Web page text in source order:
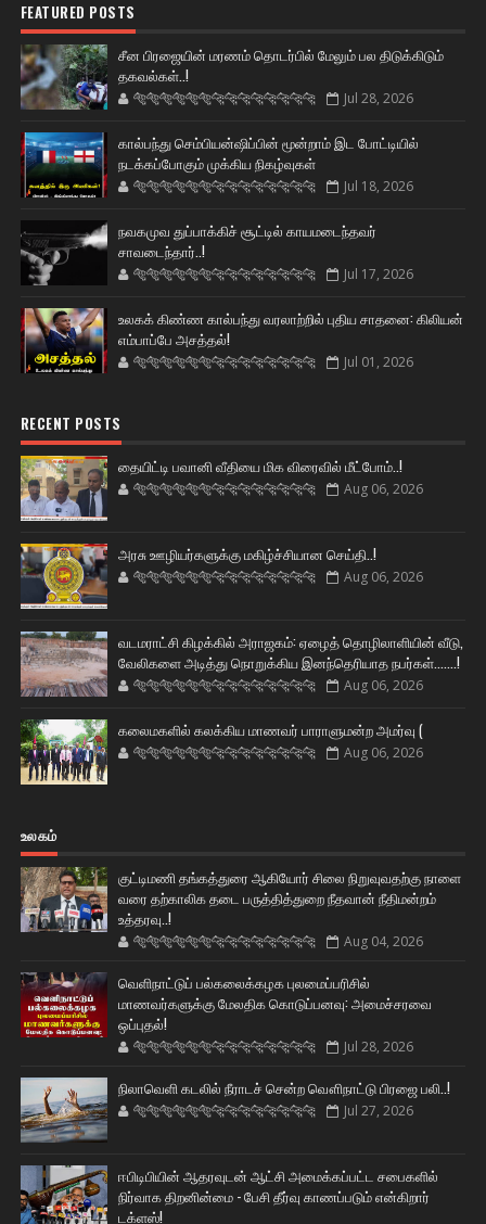
FEATURED POSTS
சீன பிரஜையின் மரணம் தொடர்பில் மேலும் பல திடுக்கிடும்
தகவல்கள்..!
🐅🐅🐅🐅🐅🐅🐆🐆🐆🐆🐆🐆🐆🐆 Jul 28, 2026
கால்பந்து செம்பியன்ஷிப்பின் மூன்றாம் இட போட்டியில்
நடக்கப்போகும் முக்கிய நிகழ்வுகள்
🐅🐅🐅🐅🐅🐅🐆🐆🐆🐆🐆🐆🐆🐆 Jul 18, 2026
நவகமுவ துப்பாக்கிச் சூட்டில் காயமடைந்தவர்
சாவடைந்தார்..!
🐅🐅🐅🐅🐅🐅🐆🐆🐆🐆🐆🐆🐆🐆 Jul 17, 2026
உலகக் கிண்ண கால்பந்து வரலாற்றில் புதிய சாதனை: கிலியன்
எம்பாப்பே அசத்தல்!
🐅🐅🐅🐅🐅🐅🐆🐆🐆🐆🐆🐆🐆🐆 Jul 01, 2026
RECENT POSTS
தையிட்டி பவானி வீதியை மிக விரைவில் மீட்போம்..!
🐅🐅🐅🐅🐅🐅🐆🐆🐆🐆🐆🐆🐆🐆 Aug 06, 2026
அரசு ஊழியர்களுக்கு மகிழ்ச்சியான செய்தி..!
🐅🐅🐅🐅🐅🐅🐆🐆🐆🐆🐆🐆🐆🐆 Aug 06, 2026
வடமராட்சி கிழக்கில் அராஜகம்: ஏழைத் தொழிலாளியின் வீடு,
வேலிகளை அடித்து நொறுக்கிய இனந்தெரியாத நபர்கள்.......!
🐅🐅🐅🐅🐅🐅🐆🐆🐆🐆🐆🐆🐆🐆 Aug 06, 2026
கலைமகளில் கலக்கிய மாணவர் பாராளுமன்ற அமர்வு (
🐅🐅🐅🐅🐅🐅🐆🐆🐆🐆🐆🐆🐆🐆 Aug 06, 2026
உலகம்
குட்டிமணி தங்கத்துரை ஆகியோர் சிலை நிறுவுவதற்கு நாளை
வரை தற்காலிக தடை பருத்தித்துறை நீதவான் நீதிமன்றம்
உத்தரவு..!
🐅🐅🐅🐅🐅🐅🐆🐆🐆🐆🐆🐆🐆🐆 Aug 04, 2026
வெளிநாட்டுப் பல்கலைக்கழக புலமைப்பரிசில்
மாணவர்களுக்கு மேலதிக கொடுப்பனவு: அமைச்சரவை
ஒப்புதல்!
🐅🐅🐅🐅🐅🐅🐆🐆🐆🐆🐆🐆🐆🐆 Jul 28, 2026
நிலாவெளி கடலில் நீராடச் சென்ற வௌிநாட்டு பிரஜை பலி..!
🐅🐅🐅🐅🐅🐅🐆🐆🐆🐆🐆🐆🐆🐆 Jul 27, 2026
ஈபிடிபியின் ஆதரவுடன் ஆட்சி அமைக்கப்பட்ட சபைகளில்
நிர்வாக திறனின்மை - பேசி தீர்வு காணப்படும் என்கிறார்
டக்ளஸ்!